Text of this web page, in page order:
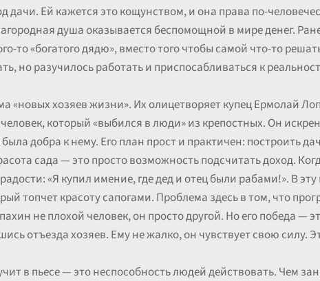
дачи. Ей кажется это кощунством, и она права по-
душа оказывается беспомощной в мире денег.
то «богатого дядю», вместо того чтобы самой что-то
но разучилось работать и приспосабливаться к
«новых хозяев жизни». Их олицетворяет купец Ермолай
который «выбился в люди» из крепостных. Он
добра к нему. Его план прост и практичен: построить
сада — это просто возможность подсчитать доход.
«Я купил имение, где дед и отец были рабами!». В
топчет красоту сапогами. Проблема здесь в том, что
не плохой человек, он просто другой. Но его победа —
отъезда хозяев. Ему не жалко, он чувствует свою силу.
в пьесе — это неспособность людей действовать. Чем